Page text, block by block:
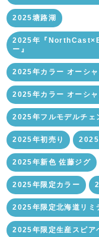
2025塘路湖
2025年『
ー』
2025年カラー オーシ
2025年カラー オーシ
2025年フルモデルチ
2025年初売り 2025
2025年新色 佐藤ジグ
2025年限定カラー
2025年限定北海道リミ
2025年限定生産スピア